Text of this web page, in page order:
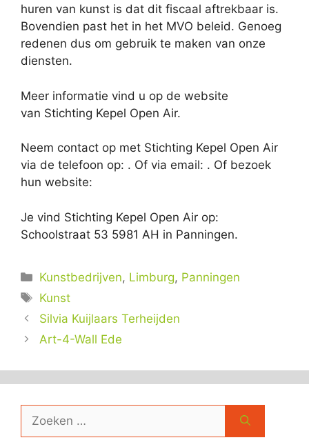
huren van kunst is dat dit fiscaal aftrekbaar is.
Bovendien past het in het MVO beleid. Genoeg
redenen dus om gebruik te maken van onze
diensten.
Meer informatie vind u op de website
van Stichting Kepel Open Air.
Neem contact op met Stichting Kepel Open Air
via de telefoon op: . Of via email: . Of bezoek
hun website:
Je vind Stichting Kepel Open Air op:
Schoolstraat 53 5981 AH in Panningen.
Categorieën
Kunstbedrijven, Limburg, Panningen
Tags
Kunst
Silvia Kuijlaars Terheijden
Art-4-Wall Ede
naar: